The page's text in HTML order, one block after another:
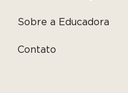
Sobre a Educadora
Contato